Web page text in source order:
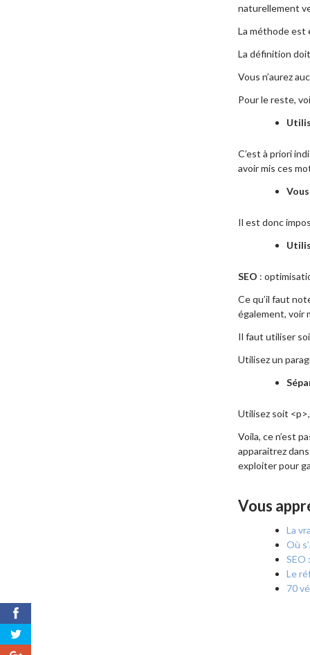
naturellement
La méthode est
La définition
Vous n’aurez
Pour le reste,
C’est à priori
avoir mis ces
Il est donc
SEO :
Ce qu’il faut
également, voir
Il faut utiliser
Utilisez un
Utilisez soit
Voila, ce n’est
apparaitrez
exploiter pour
Vous
La
Où
SEO
Le
70